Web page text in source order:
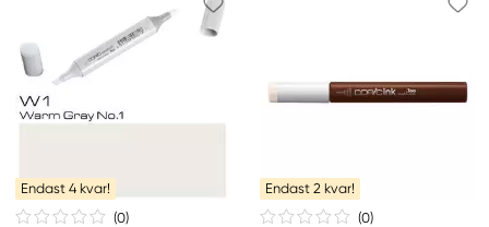
Endast 4 kvar!
(0)
Endast 2 kvar!
(0)